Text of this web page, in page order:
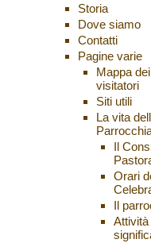
Storia
Dove siamo
Contatti
Pagine varie
Mappa dei
visitatori
Siti utili
La vita
Il
Orari
Il
Attività